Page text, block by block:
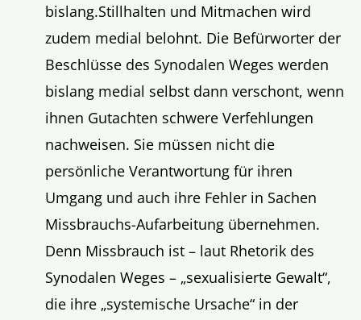
bislang.Stillhalten und Mitmachen wird
zudem medial belohnt. Die Befürworter der
Beschlüsse des Synodalen Weges werden
bislang medial selbst dann verschont, wenn
ihnen Gutachten schwere Verfehlungen
nachweisen. Sie müssen nicht die
persönliche Verantwortung für ihren
Umgang und auch ihre Fehler in Sachen
Missbrauchs-Aufarbeitung übernehmen.
Denn Missbrauch ist – laut Rhetorik des
Synodalen Weges – „sexualisierte Gewalt“,
die ihre „systemische Ursache“ in der